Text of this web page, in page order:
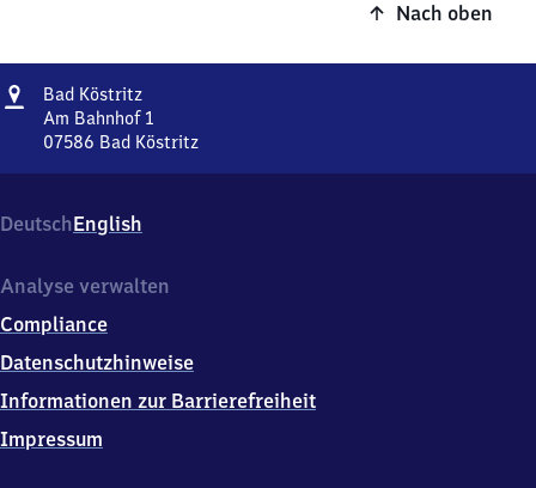
Nach oben
Adresse
Bad KöstritzBa​
d
Köstritz
Am Bahnhof 1
07586 Bad Köstritz
Köstritz,
Am
1,
7
5
6
Bad
Köstritz
DeutschEnglish
Analyse verwalten
Compliance
Datenschutzhinweise
Informationen zur Barrierefreiheit
Impressum